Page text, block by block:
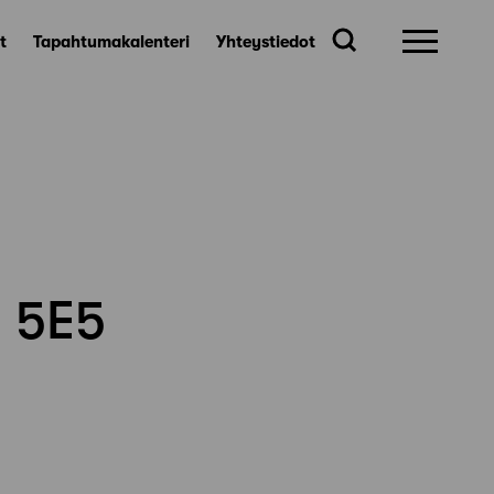
Tapahtumakalenteri Yhteystiedot